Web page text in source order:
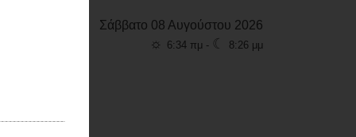
Σάββατο 08 Αυγούστου 2026
☼ 6:34 πμ - ☾ 8:26 μμ